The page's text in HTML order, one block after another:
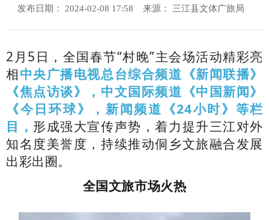
发布日期： 2024-02-08 17:58 来源： 三江县文体广旅局
2月5日，全国春节“村晚”主会场活动精彩亮
相中央广播电视总台综合频道《新闻联播》
《焦点访谈》，中文国际频道《中国新闻》
《今日环球》，新闻频道《24小时》等栏
目， 形成强大宣传声势，着力提升三江对外
知名度美誉度，持续推动侗乡文旅融合发展
出彩出圈。
全国文旅市场火热